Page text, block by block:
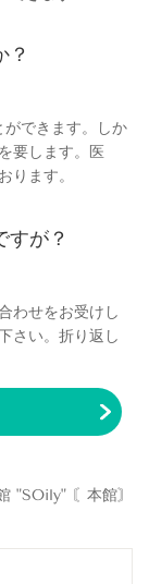
？
ができます。しか
要します。医
ります。
すが？
わせをお受けし
さい。折り返し
"SOily" 〘本館〙